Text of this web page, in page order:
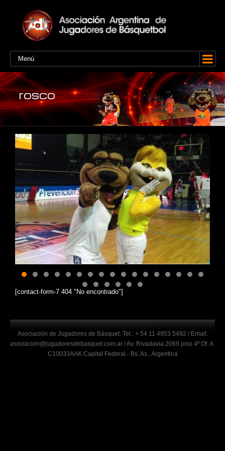
Menú
rosco
[contact-form-7 404 "No encontrado"]
Asociación de Jugadores de Básquet. Tel.: + 54 11 4953 5492 / Email:
asociacion@jugadoresdebasquet.com.ar / Av. Rivadavia 2069 piso 4º Of. A.
C10033AAK Capital Federal - Bs. As., Argentina